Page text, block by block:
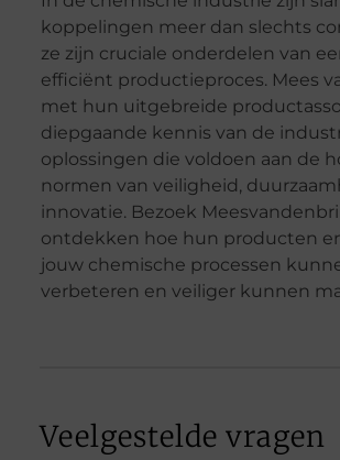
koppelingen meer dan slechts
ze zijn cruciale onderdelen van
efficiënt productieproces. Mees
met hun uitgebreide
diepgaande kennis van de
oplossingen die voldoen aan de
normen van veiligheid,
innovatie. Bezoek
ontdekken hoe hun producten
jouw chemische processen
verbeteren en veiliger kunnen
Veelgestelde vragen